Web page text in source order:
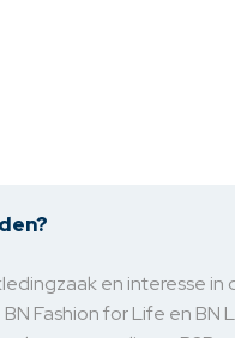
en interesse in
Fashion for Life en BN